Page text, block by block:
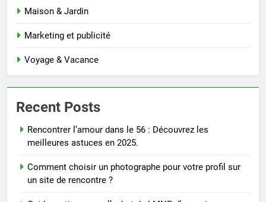
Maison & Jardin
Marketing et publicité
Voyage & Vacance
Recent Posts
Rencontrer l’amour dans le 56 : Découvrez les
meilleures astuces en 2025.
Comment choisir un photographe pour votre profil sur
un site de rencontre ?